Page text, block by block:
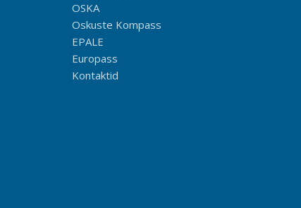
OSKA
Oskuste Kompass
EPALE
Europass
Kontaktid